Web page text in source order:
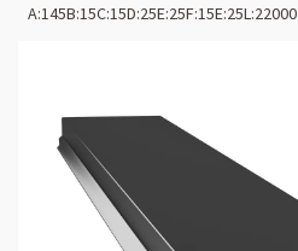
A:145B:15C:15D:25E:25F:15E:25L:22000